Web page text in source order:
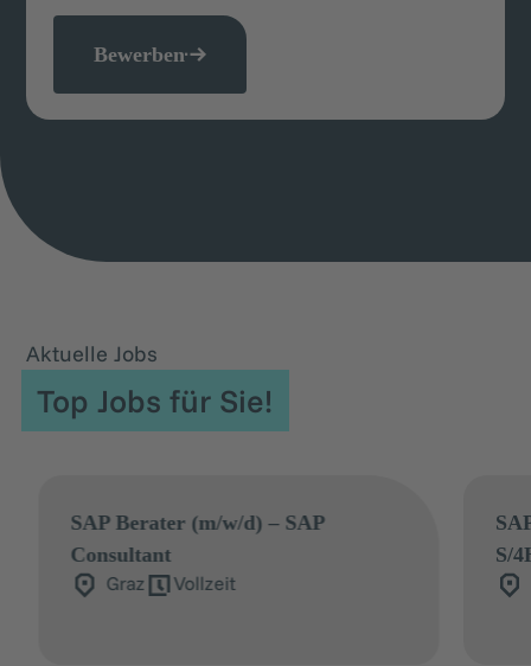
Bewerben
Aktuelle Jobs
Top Jobs für Sie!
Berater (m/w/d) – SAP
Vollzeit
SAP Retail
S/4HANA
Salzburg